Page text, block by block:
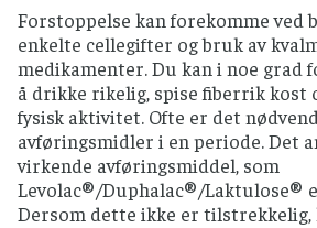
Forstoppelse kan forekomme ved
enkelte cellegifter og bruk av
medikamenter. Du kan i noe grad
å drikke rikelig, spise fiberrik kost
fysisk aktivitet. Ofte er det
avføringsmidler i en periode. Det
virkende avføringsmiddel, som
Levolac®/Duphalac®/Laktulose®
Dersom dette ikke er tilstrekkelig,